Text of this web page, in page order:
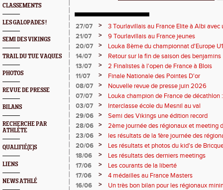
CLASSEMENTS
LES GALOPADES !
SEMI DES VIKINGS
TRAIL DU TUE VAQUES
PHOTOS
REVUE DE PRESSE
BILANS
RECHERCHE PAR
ATHLÈTE
QUALIFIÉ(E)S
LIENS
NEWS ATHLÉ
27/07 >
3 Tourlavillais au France Elite à Albi
Juliette
21/07 >
9 Tourlavillais au France jeunes
20/07
>
Louka 8ème du championnat d'Europe
14/07
>
Retour sur la fin de saison des benjamins
13/07
>
2 Finalistes à l'open de France à Blois
11/07
>
Finale Nationale des Pointes D'or
08/07
>
Nouvelle revue de presse juin 2026
07/07
>
Louka champion de France de décathlon
points !
03/07 >
Interclasse école du Mesnil au val
29/06
>
Semi des Vikings une édition record
28/06
>
2ème journée des régionaux et meeting
23/06
>
les résultats de la 1ère journée des
2 titres
20/06 >
Les résultats et photos du kid's de
18/06
>
Les résultats des derniers meetings
17/06
>
Les courants de la liberté
17/06
>
4 médailles au France Masters
16/06
>
Un très bon bilan pour les régionaux